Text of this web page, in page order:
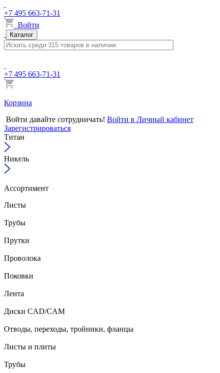
+7 495 663-71-31
Войти
Каталог
+7 495 663-71-31
Корзина
Войти давайте сотрудничать! Войти в Личный кабинет
Зарегистрироваться
Титан
Никель
Ассортимент
Листы
Трубы
Прутки
Проволока
Поковки
Лента
Диски CAD/CAM
Отводы, переходы, тройники, фланцы
Листы и плиты
Трубы